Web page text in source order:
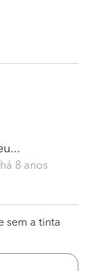
8 anos
sem a tinta